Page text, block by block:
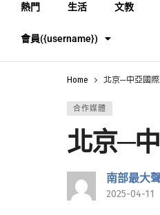
熱門 生活 文教
會員({username})
Home 北京─中亞國
合作媒體
北京─
南部最大
2025-04-11